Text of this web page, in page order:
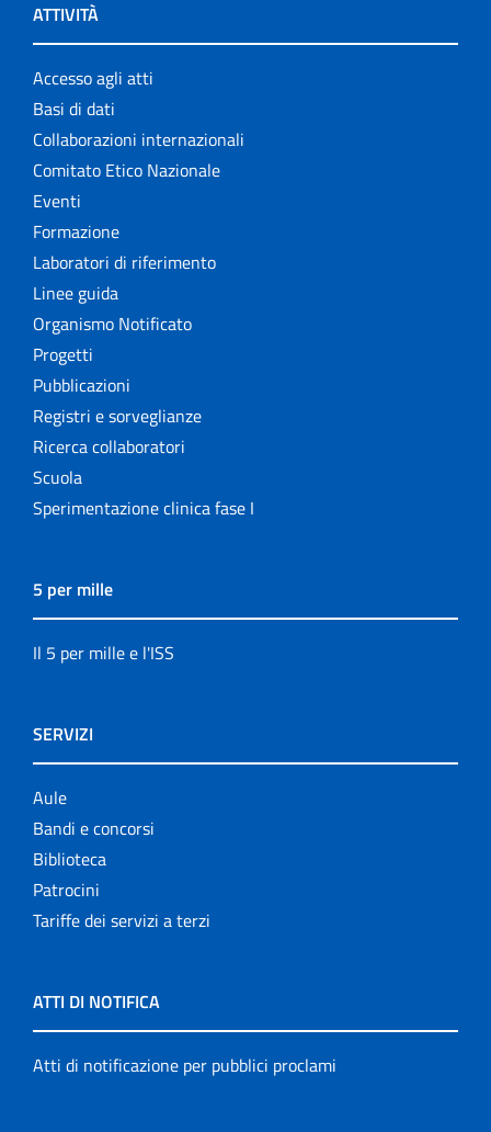
ATTIVITÀ
Accesso agli atti
Basi di dati
Collaborazioni internazionali
Comitato Etico Nazionale
Eventi
Formazione
Laboratori di riferimento
Linee guida
Organismo Notificato
Progetti
Pubblicazioni
Registri e sorveglianze
Ricerca collaboratori
Scuola
Sperimentazione clinica fase I
5 per mille
Il 5 per mille e l'ISS
SERVIZI
Aule
Bandi e concorsi
Biblioteca
Patrocini
Tariffe dei servizi a terzi
ATTI DI NOTIFICA
Atti di notificazione per pubblici proclami